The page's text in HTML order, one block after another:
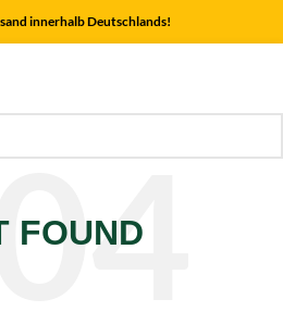
innerhalb Deutschlands!
FOUND